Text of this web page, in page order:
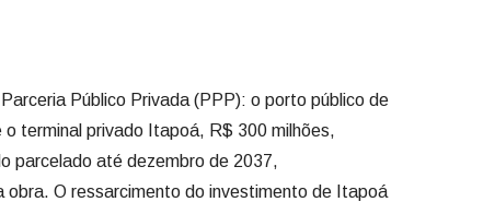
Público Privada (PPP): o porto público de
terminal privado Itapoá, R$ 300 milhões,
parcelado até dezembro de 2037,
obra. O ressarcimento do investimento de Itapoá